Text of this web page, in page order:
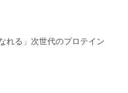
ty lady
す。スポンサー
れる」次世代のプロテイン